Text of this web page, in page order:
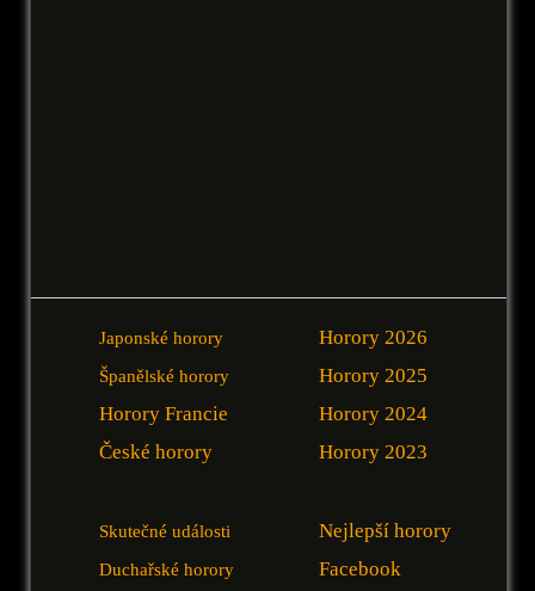
Japonské horory
Španělské horory
Horory Francie
České horory
Horory 2026
Horory 2025
Horory 2024
Horory 2023
Skutečné události
Duchařské horory
Nejlepší horory
Facebook